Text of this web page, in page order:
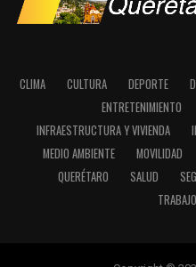
CLIMA CULTURA DEPORTE
ENTRETENIMIENTO
INFRAESTRUCTURA Y VIVIENDA
MEDIO AMBIENTE
MOVILIDAD
QUERÉTARO
SALUD
TRABAJO